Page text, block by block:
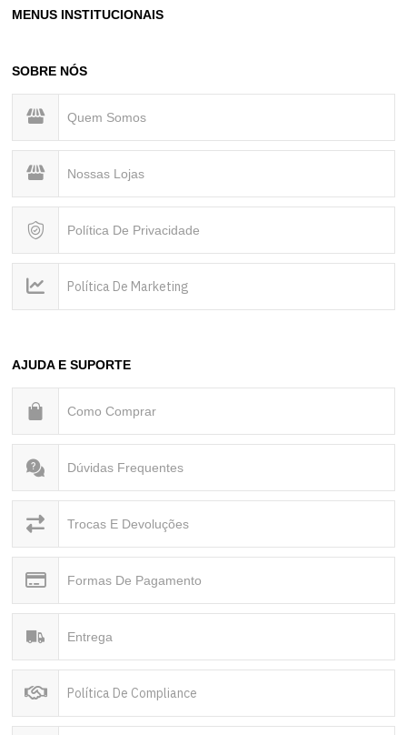
MENUS INSTITUCIONAIS
SOBRE NÓS
Quem Somos
Nossas Lojas
Política De Privacidade
Política De Marketing
AJUDA E SUPORTE
Como Comprar
Dúvidas Frequentes
Trocas E Devoluções
Formas De Pagamento
Entrega
Política De Compliance